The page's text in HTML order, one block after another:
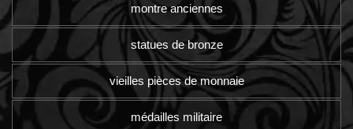
montre anciennes
statues de bronze
vieilles pièces de monnaie
médailles militaire